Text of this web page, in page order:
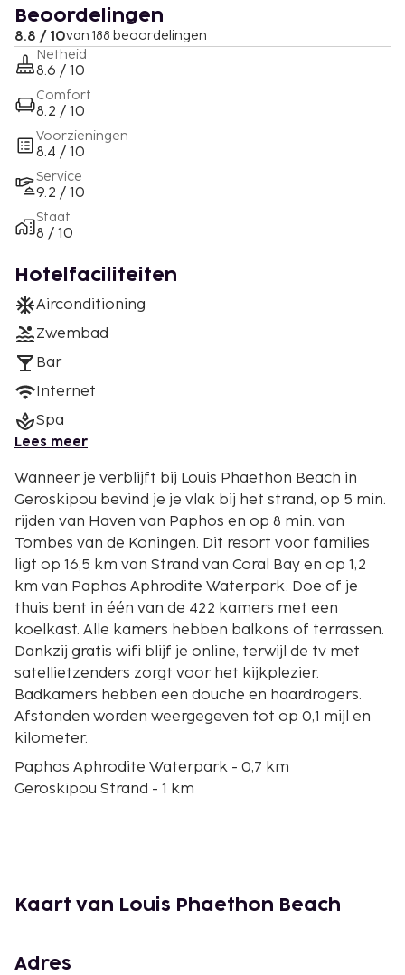
Beoordelingen
8.8 / 10van 188 beoordelingen
Netheid
8.6 / 10
Comfort
8.2 / 10
Voorzieningen
8.4 / 10
Service
9.2 / 10
Staat
8 / 10
Hotelfaciliteiten
Airconditioning
Zwembad
Bar
Internet
Spa
Lees meer
Wanneer je verblijft bij Louis Phaethon Beach in
Geroskipou bevind je je vlak bij het strand, op 5 min.
rijden van Haven van Paphos en op 8 min. van
Tombes van de Koningen. Dit resort voor families
ligt op 16,5 km van Strand van Coral Bay en op 1,2
km van Paphos Aphrodite Waterpark. Doe of je
thuis bent in één van de 422 kamers met een
koelkast. Alle kamers hebben balkons of terrassen.
Dankzij gratis wifi blijf je online, terwijl de tv met
satellietzenders zorgt voor het kijkplezier.
Badkamers hebben een douche en haardrogers.
Afstanden worden weergegeven tot op 0,1 mijl en
kilometer.
Paphos Aphrodite Waterpark - 0,7 km
Geroskipou Strand - 1 km
Kerk van Panagia Chrysopolitissa - 3,7 km
Agia Solomoni-catacomben - 4,1 km
Kaart van Louis Phaethon Beach
Adres